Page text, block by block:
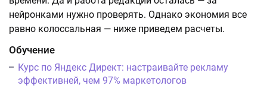
нейронками нужно проверять. Однако экономия все
равно колоссальная — ниже приведем расчеты.
Обучение
Курс по Яндекс Директ: настраивайте рекламу
эффективней, чем 97% маркетологов